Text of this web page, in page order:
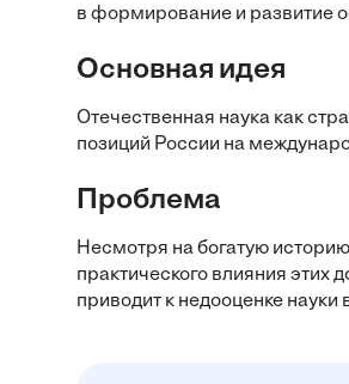
в формирование и развитие
Основная идея
Отечественная наука как
позиций России на
Проблема
Несмотря на богатую
практического влияния этих
приводит к недооценке науки